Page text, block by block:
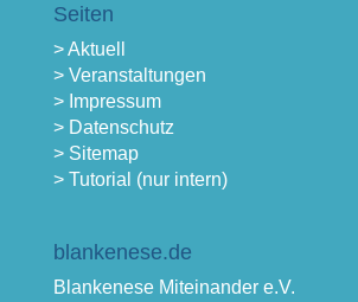
Seiten
> Aktuell
> Veranstaltungen
> Impressum
> Datenschutz
> Sitemap
> Tutorial (nur intern)
blankenese.de
Blankenese Miteinander e.V.